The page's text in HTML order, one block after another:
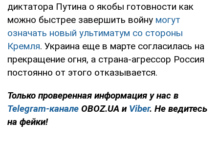
диктатора Путина о якобы готовности как
можно быстрее завершить войну могут
означать новый ультиматум со стороны
Кремля. Украина еще в марте согласилась на
прекращение огня, а страна-агрессор Россия
постоянно от этого отказывается.
Только проверенная информация у нас в
Telegram-канале OBOZ.UA и Viber. Не ведитесь
на фейки!